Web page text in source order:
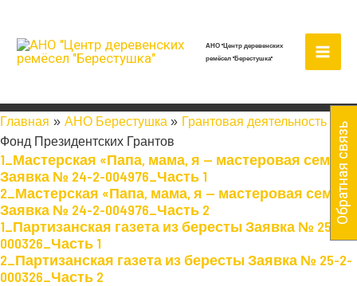
содержимому
АНО "Центр деревенских
ремёсел "Берестушка"
Главная АНО Берестушка
Грантовая деятельность
Фонд Президентских Грантов
1_Мастерская «Папа, мама, я — мастеровая семья»
Заявка № 24-2-004976_Часть 1
2_Мастерская «Папа, мама, я — мастеровая семья»
Заявка № 24-2-004976_Часть 2
1_Партизанская газета из бересты Заявка № 25-2-
000326_Часть 1
2_Партизанская газета из бересты Заявка № 25-2-
000326_Часть 2
Обратная связь